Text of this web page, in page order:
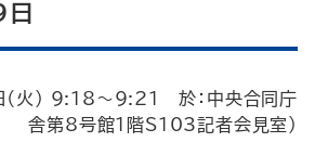
（火） 9:18～9:21 於：中央合同庁
舎第8号館1階S103記者会見室）